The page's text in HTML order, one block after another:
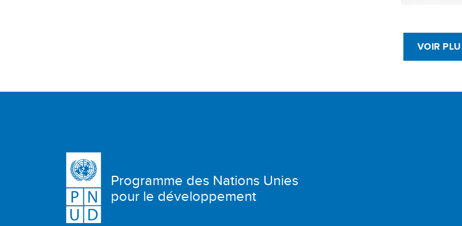
VOIR
Programme des Nations Unies
pour le développement